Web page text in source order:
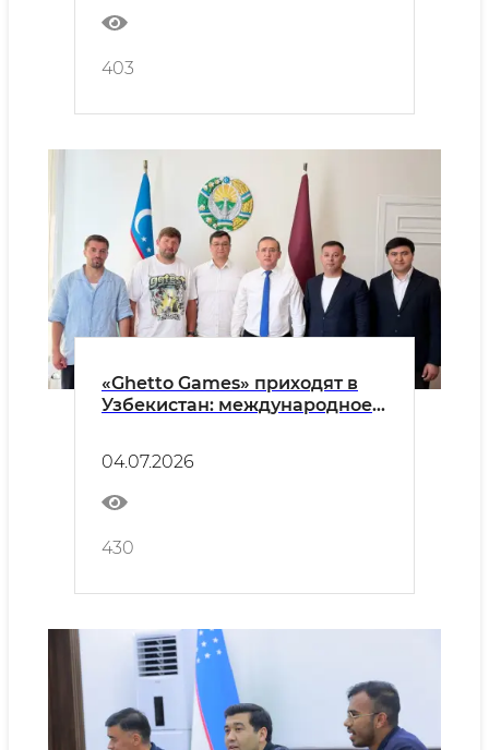
403
«Ghetto Games» приходят в
Узбекистан: международное
04.07.2026
430